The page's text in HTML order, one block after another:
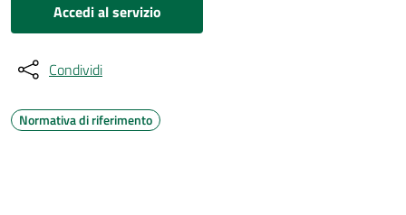
Accedi al servizio
Condividi
Normativa di riferimento